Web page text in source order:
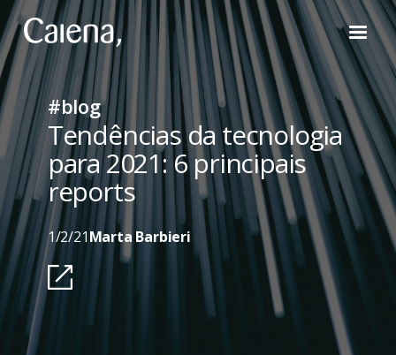
#blog
Tendências da tecnologia
para 2021: 6 principais
reports
1/2/21Marta Barbieri